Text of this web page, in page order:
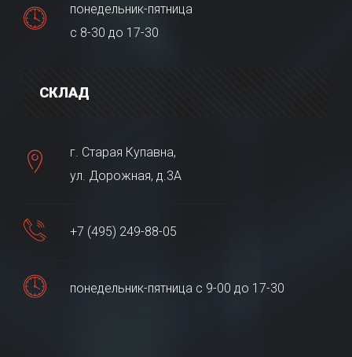
понедельник-пятница
с 8-30 до 17-30
СКЛАД
г. Старая Купавна,
ул. Дорожная, д.3А
+7 (495) 249-88-05
понедельник-пятница с 9-00 до 17-30